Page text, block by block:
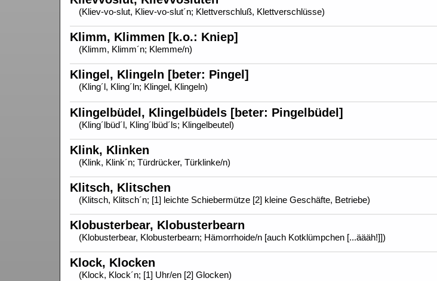
(Kliev-vo-slut, Kliev-vo-slut´n; Klettverschluß, Klettverschlüsse)
Klimm, Klimmen [k.o.: Kniep]
(Klimm, Klimm´n; Klemme/n)
Klingel, Klingeln [beter: Pingel]
(Kling´l, Kling´ln; Klingel, Klingeln)
Klingelbüdel, Klingelbüdels [beter: Pingelbüdel]
(Kling´lbüd´l, Kling´lbüd´ls; Klingelbeutel)
Klink, Klinken
(Klink, Klink´n; Türdrücker, Türklinke/n)
Klitsch, Klitschen
(Klitsch, Klitsch´n; [1] leichte Schiebermütze [2] kleine Geschäfte, Betriebe)
Klobusterbear, Klobusterbearn
(Klobusterbear, Klobusterbearn; Hämorrhoide/n [auch Kotklümpchen [...äääh!]])
Klock, Klocken
(Klock, Klock´n; [1] Uhr/en [2] Glocken)